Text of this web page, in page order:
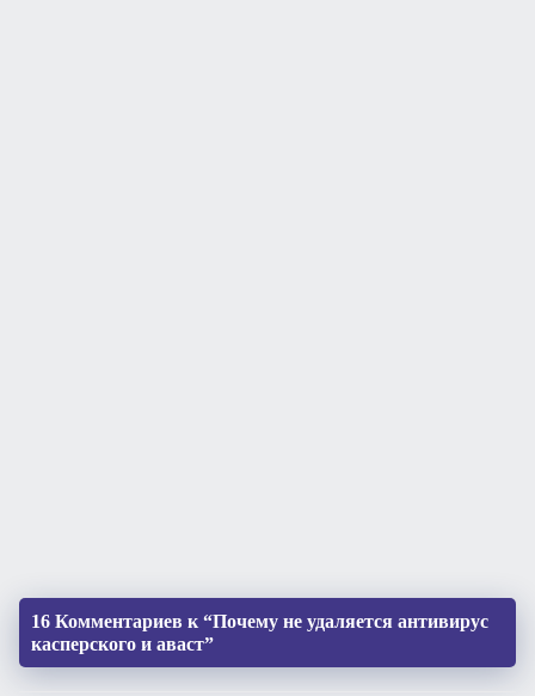
16 Комментариев к “Почему не удаляется антивирус
касперского и аваст”